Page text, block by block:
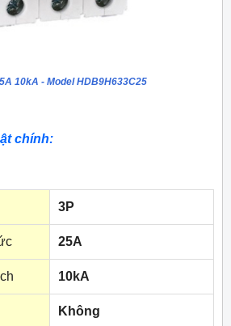
10kA - Model HDB9H633C25
chính:
3P
25A
10kA
Không